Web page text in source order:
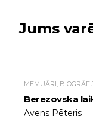
Jums
MEMUĀRI,
Berezovska
Avens Pēteris